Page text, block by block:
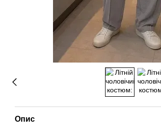
Опис